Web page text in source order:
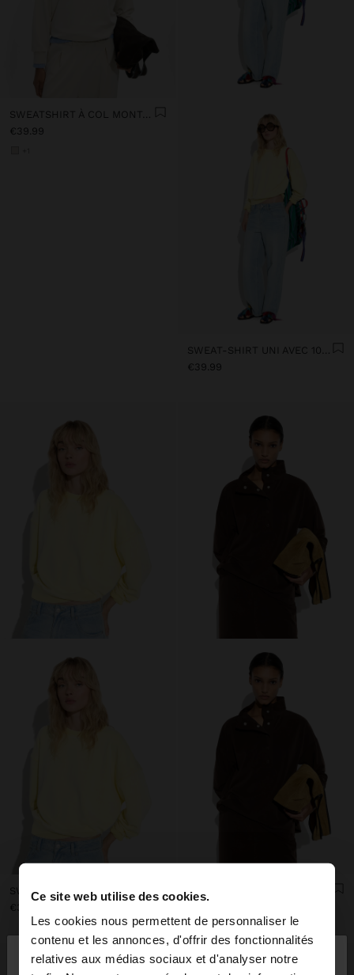
Ce site web utilise des cookies.
Les cookies nous permettent de personnaliser le
contenu et les annonces, d'offrir des fonctionnalités
relatives aux médias sociaux et d'analyser notre
bonjour ×
SWEATSHIRT À COL MONTANT AVEC TOUCHER DOUX
€39.99
SWEAT-SHIRT UNI AVEC 100% COTON
€39.99
SWEAT-SHIRT UNI AVEC 100% COTON
€39.99